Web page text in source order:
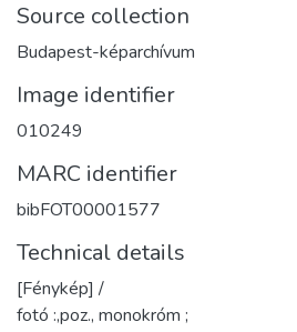
Source collection
Budapest-képarchívum
Image identifier
010249
MARC identifier
bibFOT00001577
Technical details
[Fénykép] /
fotó :,poz., monokróm ;